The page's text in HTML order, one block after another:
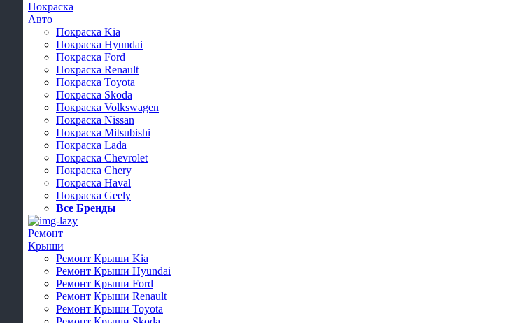
Покраска
Авто
Покраска Kia
Покраска Hyundai
Покраска Ford
Покраска Renault
Покраска Toyota
Покраска Skoda
Покраска Volkswagen
Покраска Nissan
Покраска Mitsubishi
Покраска Lada
Покраска Chevrolet
Покраска Chery
Покраска Haval
Покраска Geely
Все Бренды
Ремонт
Крыши
Ремонт Крыши Kia
Ремонт Крыши Hyundai
Ремонт Крыши Ford
Ремонт Крыши Renault
Ремонт Крыши Toyota